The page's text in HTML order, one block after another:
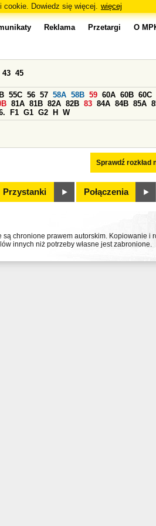
cookie. Dowiedz się więcej. więcej
Reklama Przetargi O
Sprawdź rozkład
43 45
55C 56 57 58A 58B 59 60A 60B 60C
81A 81B 82A 82B 83 84A 84B 85A
F1 G1 G2 H W
Przystanki Połączenia
chronione prawem autorskim. Kopiowanie
innych niż potrzeby własne jest zabronione.